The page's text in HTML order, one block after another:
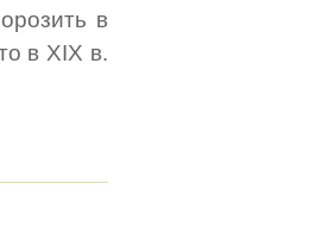
в
в XIX в.